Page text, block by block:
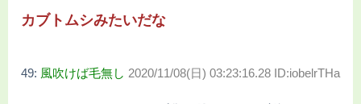
カブトムシみたいだな
49: 風吹けば毛無し 2020/11/08(日) 03:23:16.28 ID:iobelrTHa